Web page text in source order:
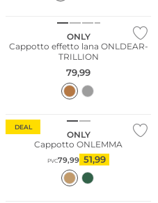
ONLY
Cappotto effetto lana ONLDEAR-
TRILLION
79,99
DEAL
ONLY
Cappotto ONLEMMA
PVC79,99 51,99